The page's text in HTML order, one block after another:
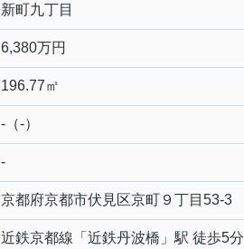
新町九丁目
6,380万円
196.77㎡
-（-）
-
京都府京都市伏見区京町９丁目 53-3
近鉄京都線 「 近鉄丹波橋 」駅 徒歩5分